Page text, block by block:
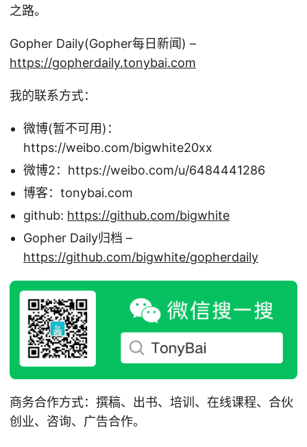
之路。
Gopher Daily(Gopher每日新闻) –
https://gopherdaily.tonybai.com
我的联系方式：
微博(暂不可用)：
https://weibo.com/bigwhite20xx
微博2：https://weibo.com/u/6484441286
博客：tonybai.com
github: https://github.com/bigwhite
Gopher Daily归档 –
https://github.com/bigwhite/gopherdaily
商务合作方式：撰稿、出书、培训、在线课程、合伙
创业、咨询、广告合作。